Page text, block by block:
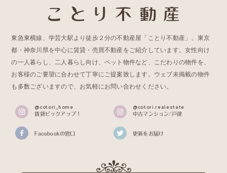
東急東横線、学芸大駅より徒歩２分の不動産屋「ことり不動産」。東京
都・神奈川県を中心に賃貸・売買不動産をご紹介しています。女性向け
の一人暮らし、二人暮らし向け、ペット物件など、こだわりの物件を、
お客様のご要望に合わせて丁寧にご提案致します。ウェブ未掲載の物件
も多数ございますので、お気軽にお問い合わせください。
@cotori_home
賃貸ピックアップ！
@cotori.realestate
中古マンション/戸建
Facebookの窓口 更新をお届け